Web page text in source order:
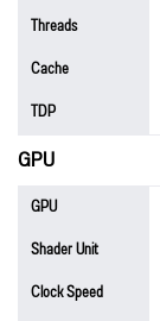
Threads
Cache
TDP
GPU
GPU
Shader Unit
Clock Speed